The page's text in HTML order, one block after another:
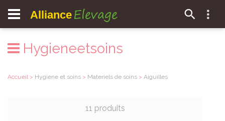
Alliance Elevage
Hygieneetsoins
Accueil > Hygiene et soins > Materiels de soins > Aiguilles
11 produits